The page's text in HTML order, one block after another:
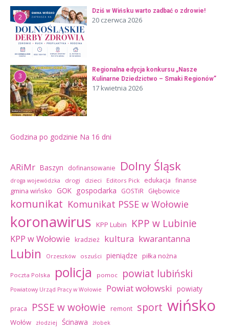
2
Dziś w Wińsku warto zadbać o zdrowie!
20 czerwca 2026
3
Regionalna edycja konkursu „Nasze
Kulinarne Dziedzictwo – Smaki Regionów”
17 kwietnia 2026
Godzina po godzinie Na 16 dni
ARiMr Baszyn dofinansowanie Dolny Śląsk
droga wojewódzka drogi dzieci Editors Pick edukacja finanse
gmina wińsko GOK gospodarka GOSTiR Głębowice
komunikat Komunikat PSSE w Wołowie
koronawirus KPP Lubin KPP w Lubinie
KPP w Wołowie kradzież kultura kwarantanna
Lubin Orzeszków oszuści pieniądze piłka nożna
Poczta Polska policja pomoc powiat lubiński
Powiatowy Urząd Pracy w Wołowie Powiat wołowski powiaty
praca PSSE w wołowie remont sport wińsko
Wołów złodziej Ścinawa żłobek